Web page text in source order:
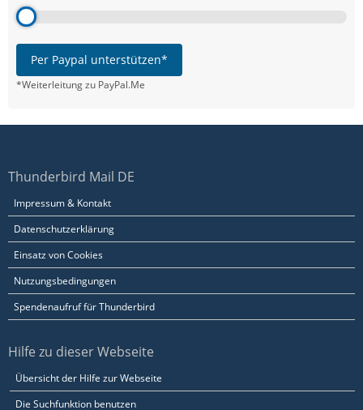
Per Paypal unterstützen*
*Weiterleitung zu PayPal.Me
Thunderbird Mail DE
Impressum & Kontakt
Datenschutzerklärung
Einsatz von Cookies
Nutzungsbedingungen
Spendenaufruf für Thunderbird
Hilfe zu dieser Webseite
Übersicht der Hilfe zur Webseite
Die Suchfunktion benutzen